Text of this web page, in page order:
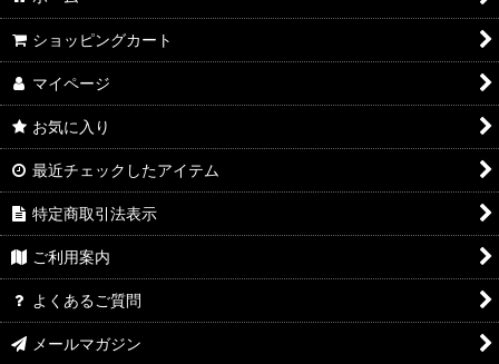
ショッピングカート
マイページ
お気に入り
最近チェックしたアイテム
特定商取引法表示
ご利用案内
よくあるご質問
メールマガジン